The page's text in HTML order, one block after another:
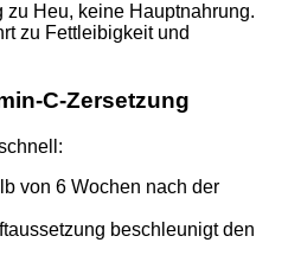
Heu, keine Hauptnahrung.
zu Fettleibigkeit und
C-Zersetzung
von 6 Wochen nach der
beschleunigt den